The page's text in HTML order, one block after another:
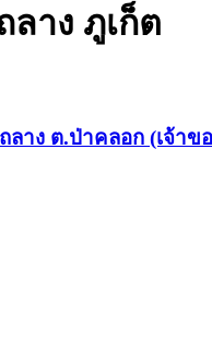
าง ภูเก็ต
าง ต.ป่าคลอก (เจ้าข